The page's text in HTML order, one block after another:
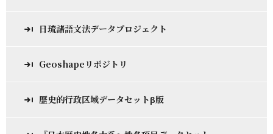
日琉諸語文法データプロジェクト
Geoshapeリポジトリ
歴史的行政区域データセットβ版